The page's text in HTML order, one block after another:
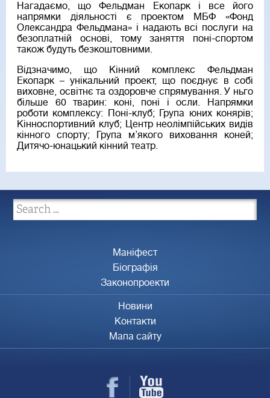
Нагадаємо, що Фельдман Екопарк і все його
напрямки діяльності є проектом МБФ «Фонд
Олександра Фельдмана» і надають всі послуги на
безоплатній основі, тому заняття поні-спортом
також будуть безкоштовними.
Відзначимо, що Кінний комплекс Фельдман
Екопарк – унікальний проект, що поєднує в собі
виховне, освітнє та оздоровче спрямування. У ньго
більше 60 тварин: коні, поні і осли. Напрямки
роботи комплексу: Поні-клуб; Група юних конярів;
Кінноспортивний клуб; Центр неолімпійських видів
кінного спорту; Група м’якого виховання коней;
Дитячо-юнацький кінний театр.
Маніфест
Біографія
Законопроекти
Новини
Контакти
Мапа сайту